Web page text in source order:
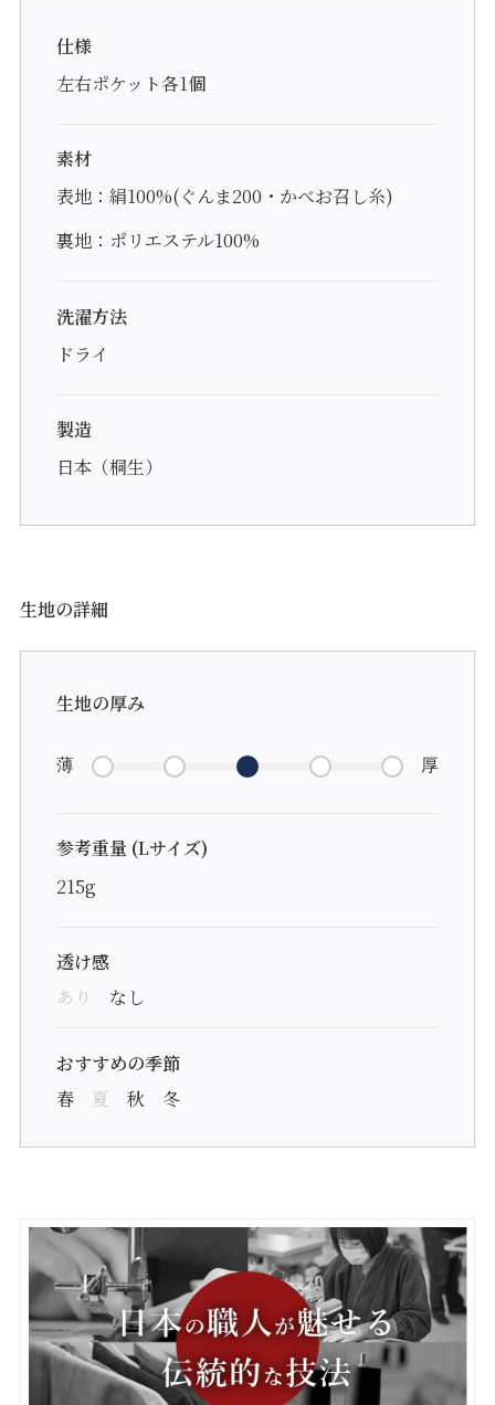
仕様
左右ポケット各1個
素材
表地：絹100%(ぐんま200・かべお召し糸)
裏地：ポリエステル100%
洗濯方法
ドライ
製造
日本（桐生）
生地の詳細
生地の厚み
薄 厚
参考重量 (Lサイズ)
215g
透け感
あり
なし
おすすめの季節
春
夏 秋 冬